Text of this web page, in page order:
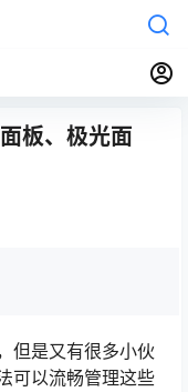
板、极光面
但是又有很多小伙
可以流畅管理这些